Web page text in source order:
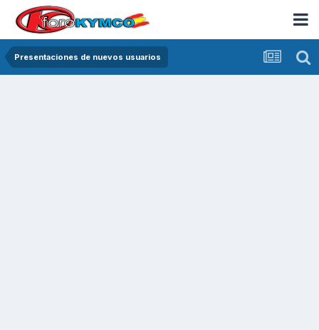
Presentaciones de nuevos usuarios